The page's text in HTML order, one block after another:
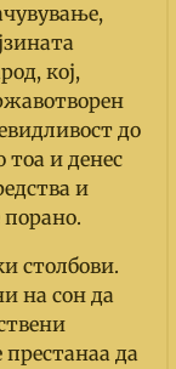
кој,
до
и денес
и
порано.
столбови.
на сон да
да